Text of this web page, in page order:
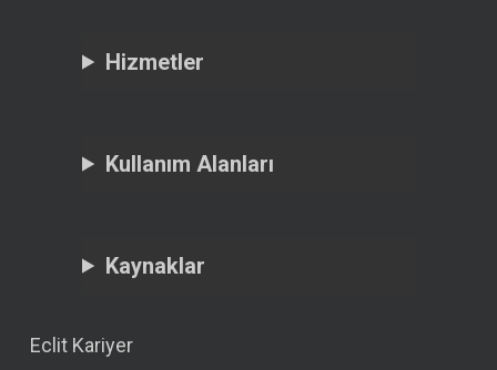
Hizmetler
Kullanım Alanları
Kaynaklar
Eclit Kariyer